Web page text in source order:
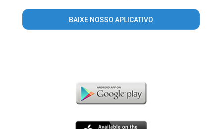
BAIXE NOSSO APLICATIVO